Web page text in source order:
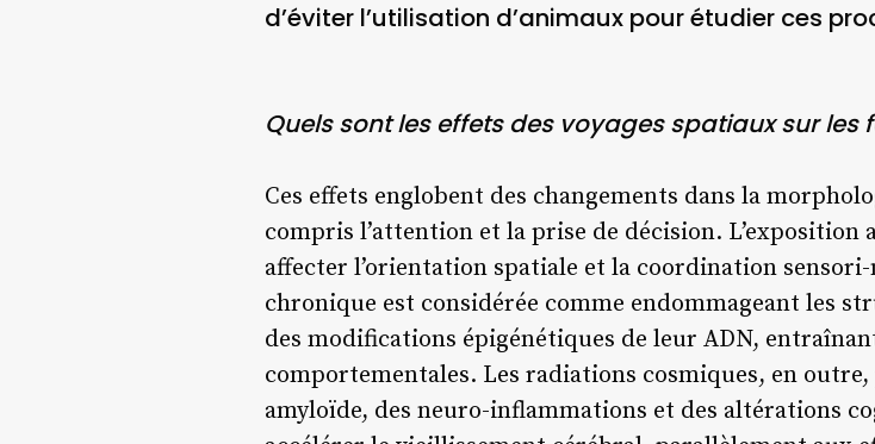
d’éviter l’utilisation d’animaux pour étudier ces
Quels sont les effets des voyages spatiaux sur les
Ces effets englobent des changements dans la
compris l’attention et la prise de décision.
affecter l’orientation spatiale et la coordination
chronique est considérée comme endommageant les
des modifications épigénétiques de leur ADN,
comportementales. Les radiations cosmiques, en
amyloïde, des neuro-inflammations et des altérations